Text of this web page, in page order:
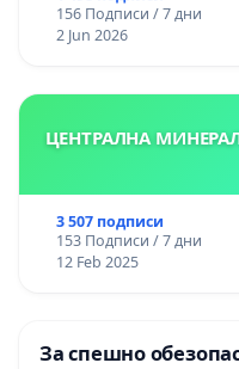
156 Подписи / 7 дни
2 Jun 2026
ЦЕНТРАЛНА
3 507 подписи
153 Подписи / 7 дни
12 Feb 2025
За спешно